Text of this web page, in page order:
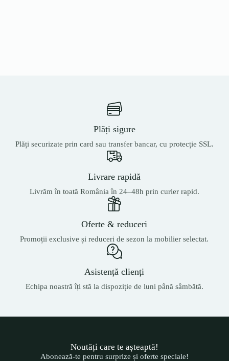
Plăți sigure
Plăți securizate prin card sau transfer bancar, cu protecție SSL.
Livrare rapidă
Livrăm în toată România în 24–48h prin curier rapid.
Oferte & reduceri
Promoții exclusive și reduceri de sezon la mobilier selectat.
Asistență clienți
Echipa noastră îți stă la dispoziție de luni până sâmbătă.
Noutăți care te așteaptă!
Abonează-te pentru surprize și oferte speciale!